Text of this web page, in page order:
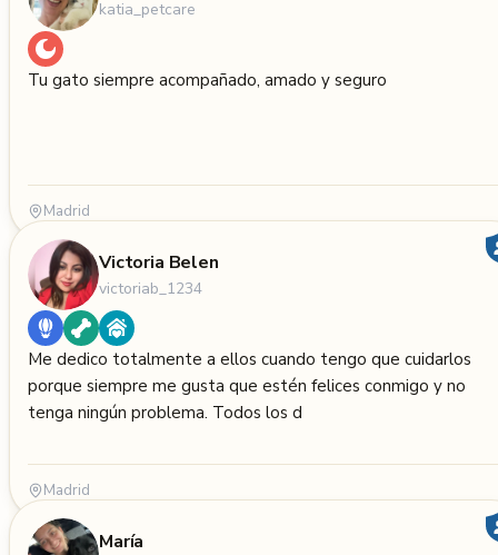
katia_petcare
Tu gato siempre acompañado, amado y seguro
Madrid
Victoria Belen
victoriab_1234
Me dedico totalmente a ellos cuando tengo que cuidarlos
porque siempre me gusta que estén felices conmigo y no
tenga ningún problema. Todos los d
Madrid
María